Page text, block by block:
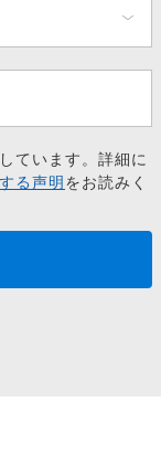
ています。詳細に
る声明をお読みく